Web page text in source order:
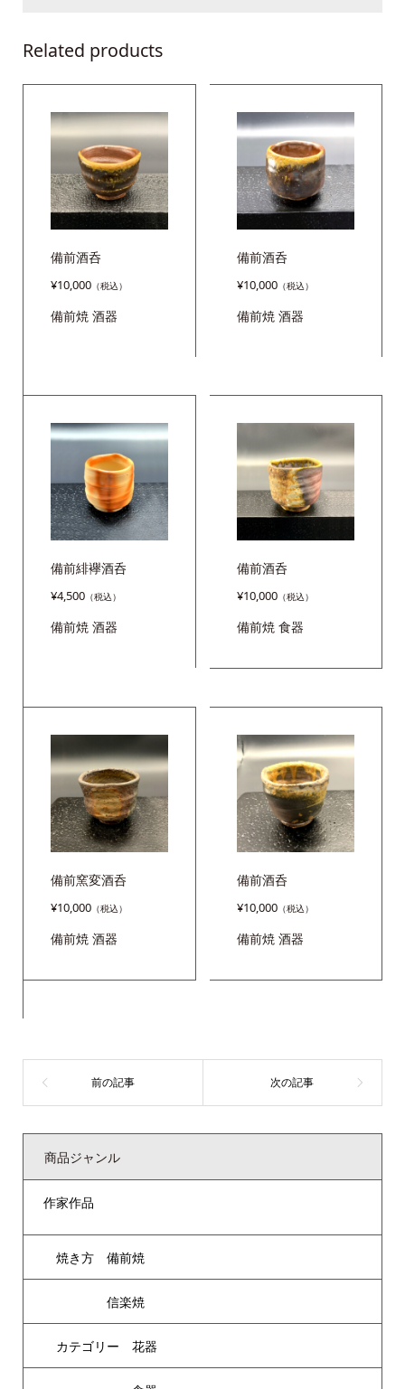
Related products
備前酒呑
¥10,000
備前焼 酒器
備前酒呑
¥10,000
備前焼 酒器
備前緋襷酒呑
¥4,500
備前焼 酒器
備前酒呑
¥10,000
備前焼 食器
備前窯変酒呑
¥10,000
備前焼 酒器
備前酒呑
¥10,000
備前焼 酒器
商品ジャンル
作家作品
焼き方 備前焼
信楽焼
カテゴリー 花器